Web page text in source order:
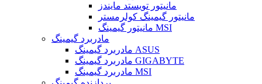
مانیتور تویستد مایندز
مانیتور گیمینگ کولرمستر
مانیتور گیمینگ MSI
مادربرد گیمینگ
مادربرد گیمینگ ASUS
مادربرد گیمینگ GIGABYTE
مادربرد گیمینگ MSI